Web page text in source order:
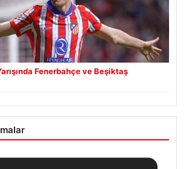
Fenerbahçe ve Beşiktaş